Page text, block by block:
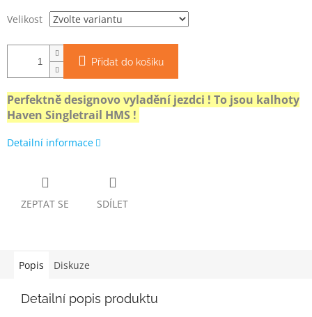
Velikost
Přidat do košíku
Perfektně designovo vyladění jezdci ! To jsou kalhoty
Haven Singletrail HMS !
Detailní informace
ZEPTAT SE SDÍLET
Popis Diskuze
Detailní popis produktu